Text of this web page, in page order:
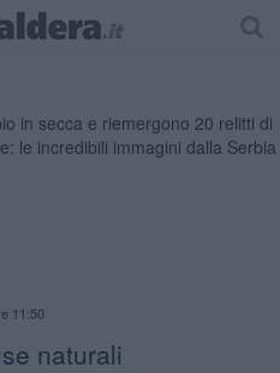
11:50
naturali